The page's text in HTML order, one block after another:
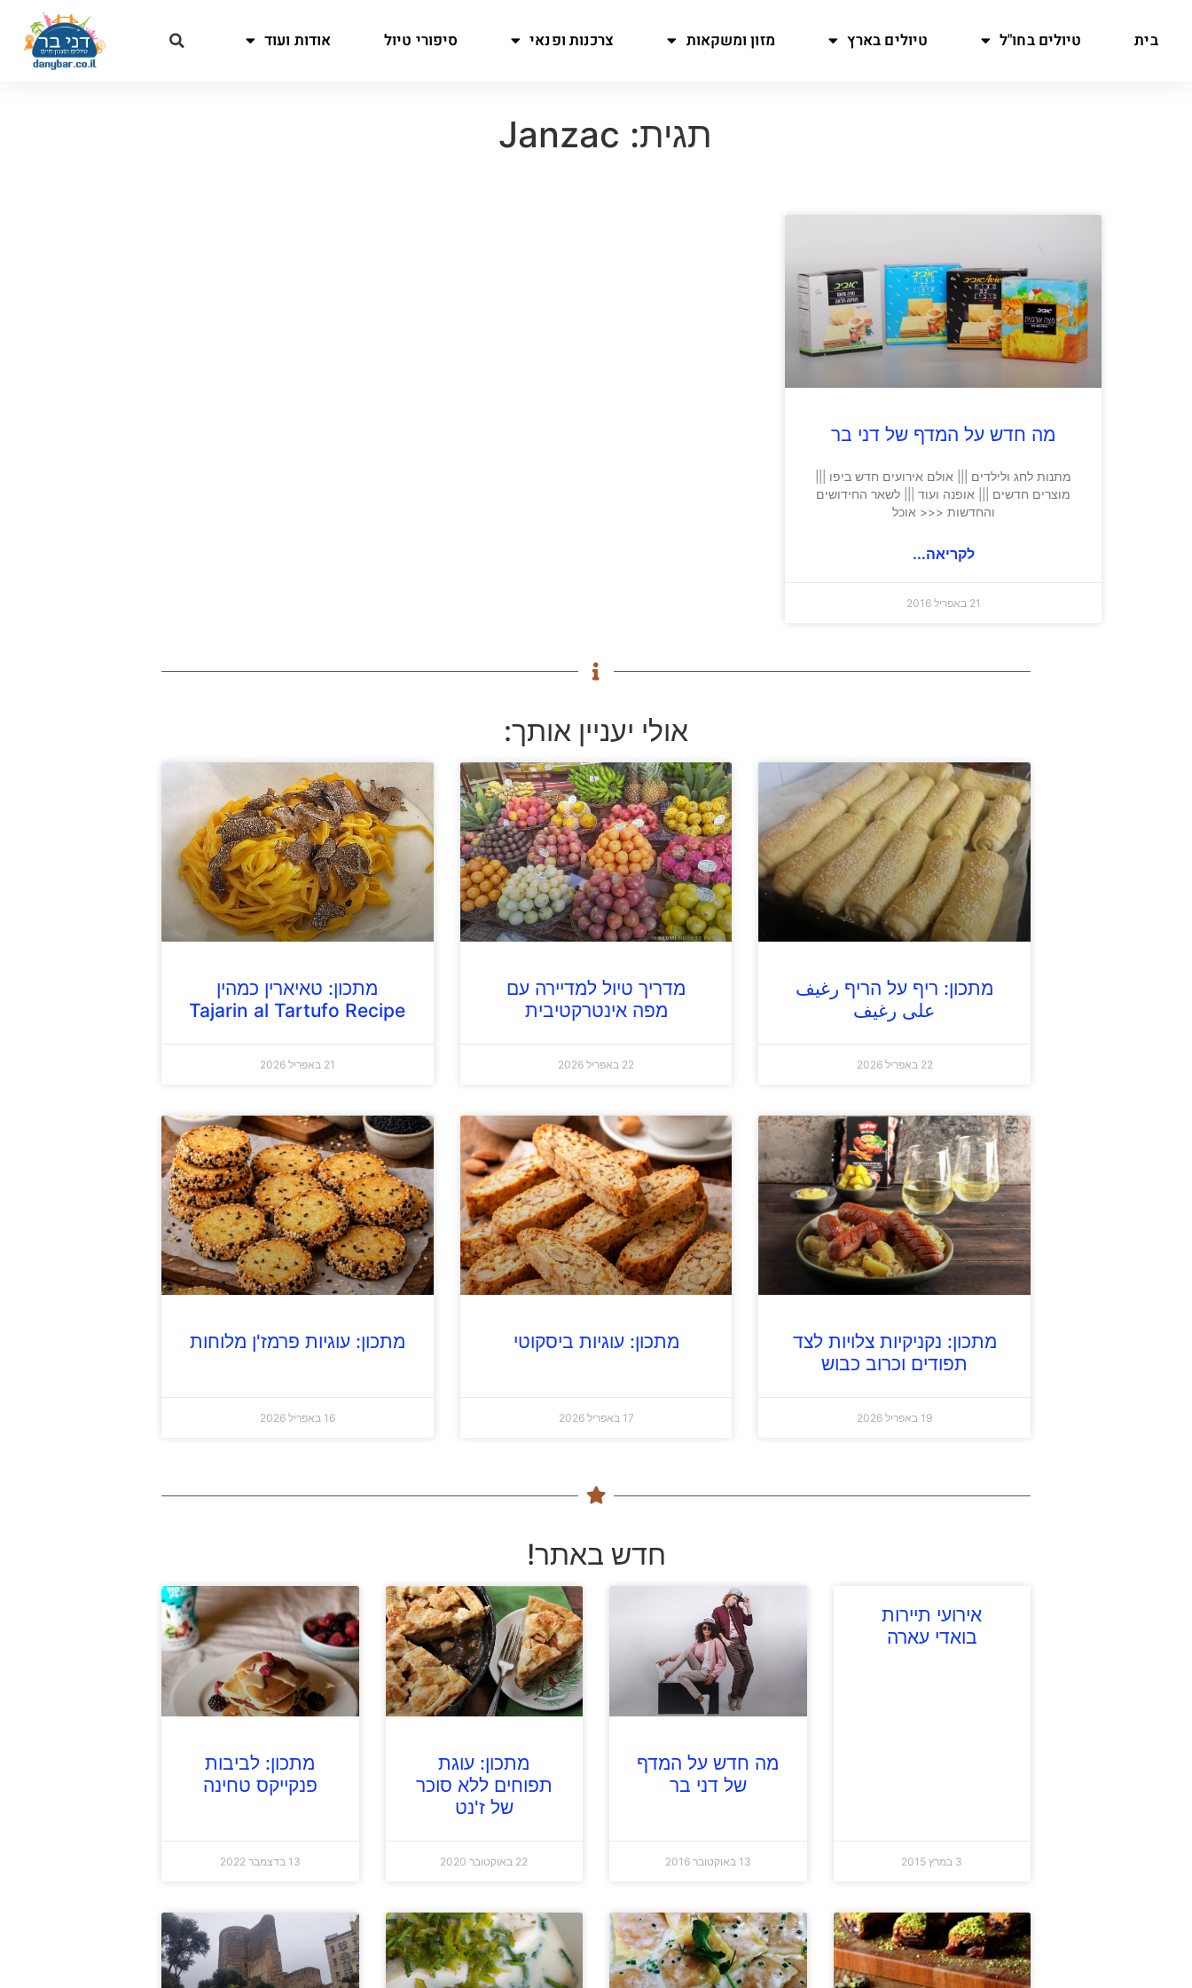
בית טיולים בחו"ל טיולים בארץ מזון ומשקאות צרכנות ופנאי סיפורי טיול אודות ועוד
תגית: Janzac
מה חדש על המדף של דני בר
מתנות לחג ולילדים ||| אולם אירועים חדש ביפו |||
מוצרים חדשים ||| אופנה ועוד ||| לשאר החידושים
והחדשות <<< אוכל
לקריאה...
21 באפריל 2016
אולי יעניין אותך:
מתכון: ריף על הריף رغيف
على رغيف
22 באפריל 2026
מדריך טיול למדיירה עם
מפה אינטרקטיבית
22 באפריל 2026
מתכון: טאיארין כמהין
Tajarin al Tartufo Recipe
21 באפריל 2026
מתכון: נקניקיות צלויות לצד
תפודים וכרוב כבוש
19 באפריל 2026
מתכון: עוגיות ביסקוטי
17 באפריל 2026
מתכון: עוגיות פרמז'ן מלוחות
16 באפריל 2026
חדש באתר!
אירועי תיירות
בואדי עארה
3 במרץ 2015
מה חדש על המדף
של דני בר
13 באוקטובר 2016
מתכון: עוגת
תפוחים ללא סוכר
של ז'נט
22 באוקטובר 2020
מתכון: לביבות
פנקייקס טחינה
13 בדצמבר 2022